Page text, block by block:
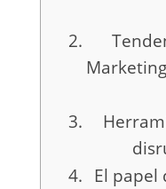
El papel